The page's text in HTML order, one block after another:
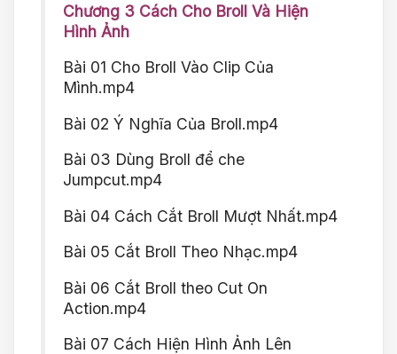
Chương 3 Cách Cho Broll Và Hiện
Hình Ảnh
Bài 01 Cho Broll Vào Clip Của
Mình.mp4
Bài 02 Ý Nghĩa Của Broll.mp4
Bài 03 Dùng Broll để che
Jumpcut.mp4
Bài 04 Cách Cắt Broll Mượt Nhất.mp4
Bài 05 Cắt Broll Theo Nhạc.mp4
Bài 06 Cắt Broll theo Cut On
Action.mp4
Bài 07 Cách Hiện Hình Ảnh Lên